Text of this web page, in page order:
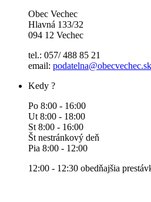
Obec Vechec
Hlavná 133/32
094 12 Vechec
tel.: 057/ 488 85 21
email: podatelna@obecvechec.sk
Kedy ?
Po 8:00 - 16:00
Ut 8:00 - 18:00
St 8:00 - 16:00
Št nestránkový deň
Pia 8:00 - 12:00
12:00 - 12:30 obedňajšia